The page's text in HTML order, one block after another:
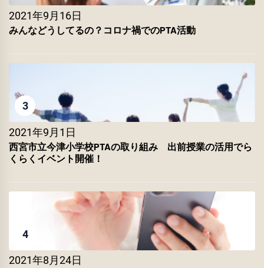
2021年9月16日
みんなどうしてるの？コロナ禍でのPTA活動
3
2021年9月1日
西宮市立今津小学校PTAの取り組み 出前授業の活用でら
くらくイベント開催！
4
2021年8月24日